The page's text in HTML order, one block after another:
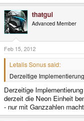
thatgui
Advanced Member
Feb 15, 2012
Letalis Sonus said:
Derzeitige
Derzeitige
derzeit die Neon Einheit
- nur mit Ganzzahlen macht